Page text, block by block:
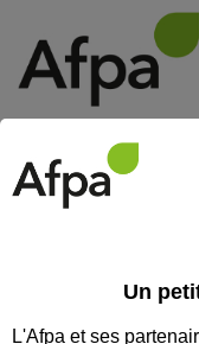
Un
L'Afpa et ses